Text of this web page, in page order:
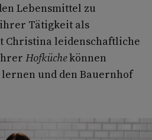
Lebensmittel zu
Tätigkeit als
Christina leidenschaftliche
Hofküchekönnen
und den Bauernhof